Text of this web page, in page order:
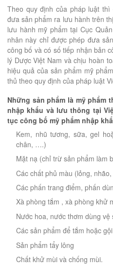
Theo quy định của pháp luật
đưa sản phẩm ra lưu hành trên
lưu hành mỹ phẩm tại Cục
nhân này chỉ được phép đưa
công bố và có số tiếp nhận bản
lý Dược Việt Nam và chịu hoàn
hiệu quả của sản phẩm mỹ
thủ theo quy định của pháp luật
Những sản phẩm là mỹ phẩm
nhập khẩu và lưu thông tại
tục công bố mỹ phẩm nhập
Kem, nhũ tương, sữa, gel
chân, ….)
Mặt nạ (chỉ trừ sản phẩm làm
Các chất phủ màu (lỏng,
Các phấn trang điểm, phấn
Xà phòng tắm , xà phòng khử
Nước hoa, nước thơm dùng
Các sản phẩm để tắm hoặc
Sản phẩm tẩy lông
Chất khử mùi và chống mùi.